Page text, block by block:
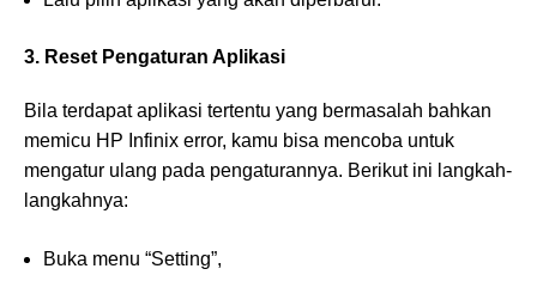
3. Reset Pengaturan Aplikasi
Bila terdapat aplikasi tertentu yang bermasalah bahkan
memicu HP Infinix error, kamu bisa mencoba untuk
mengatur ulang pada pengaturannya. Berikut ini langkah-
langkahnya:
Buka menu “Setting”,